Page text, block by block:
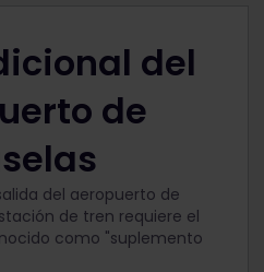
del
de
del aeropuerto de
de tren requiere el
como "suplemento